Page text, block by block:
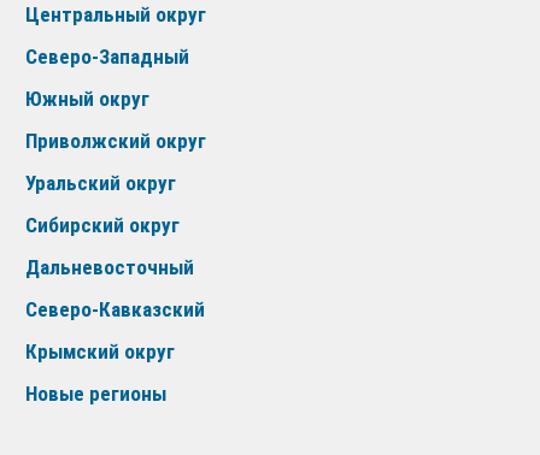
Центральный округ
Северо-Западный
Южный округ
Приволжский округ
Уральский округ
Сибирский округ
Дальневосточный
Северо-Кавказский
Крымский округ
Новые регионы